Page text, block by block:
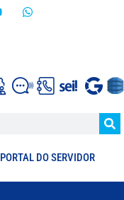
PORTAL DO SERVIDOR